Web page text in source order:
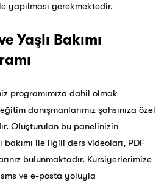
yapılması gerekmektedir.
Yaşlı Bakımı
programımıza dahil olmak
danışmanlarımız şahsınıza özel
Oluşturulan bu panelinizin
ile ilgili ders videoları, PDF
bulunmaktadır. Kursiyerlerimize
sms ve e-posta yoluyla